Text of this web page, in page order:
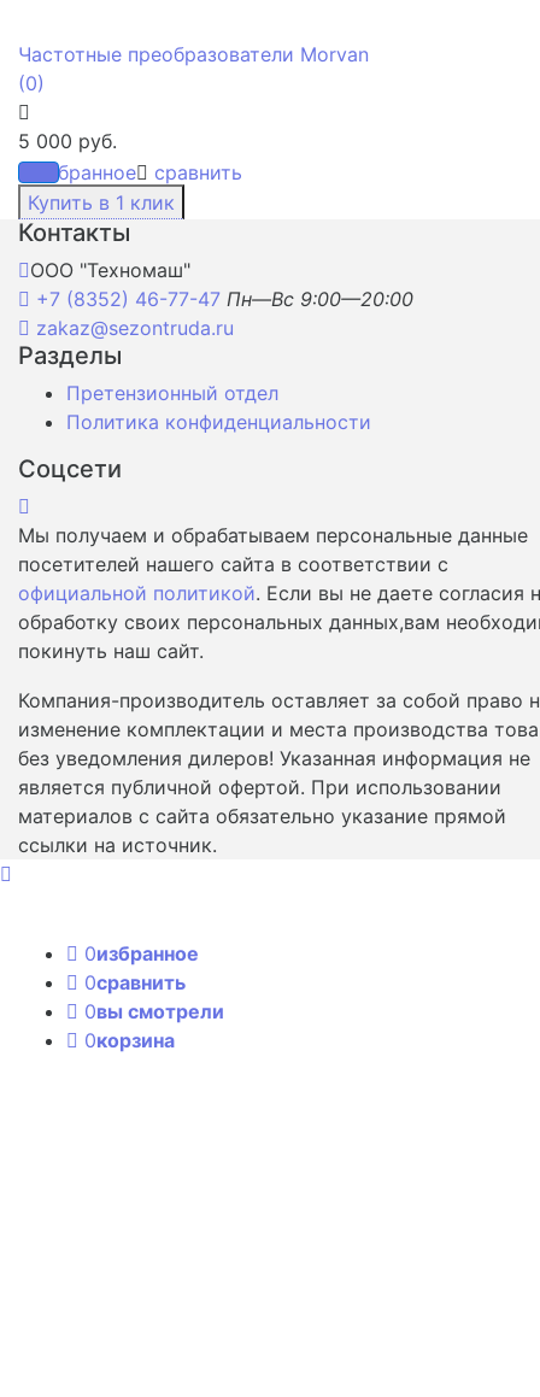
избранное сравнить
Частотные преобразователи Morvan
(0)
5 000 руб.
Контакты
ООО "Техномаш"
+7 (8352) 46-77-47 Пн—Вс 9:00—20:00
zakaz@sezontruda.ru
Разделы
Претензионный отдел
Политика конфиденциальности
Соцсети
Мы получаем и обрабатываем персональные данные
посетителей нашего сайта в соответствии с
официальной политикой. Если вы не даете согласия
обработку своих персональных данных,вам
покинуть наш сайт.
Компания-производитель оставляет за собой право
изменение комплектации и места производства
без уведомления дилеров! Указанная информация не
является публичной офертой. При использовании
материалов с сайта обязательно указание прямой
ссылки на источник.
0избранное
0сравнить
0вы смотрели
0корзина